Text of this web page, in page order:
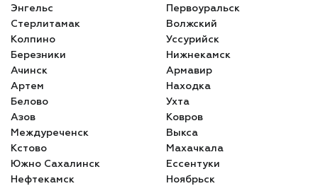
Энгельс
Первоуральск
Стерлитамак
Волжский
Колпино
Уссурийск
Березники
Нижнекамск
Ачинск
Армавир
Артем
Находка
Белово
Ухта
Азов
Ковров
Междуреченск
Выкса
Кстово
Махачкала
Южно Сахалинск
Ессентуки
Нефтекамск
Ноябрьск